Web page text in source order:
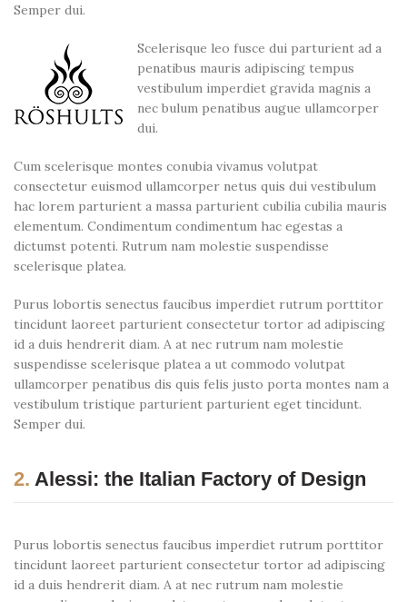
Semper dui.
Scelerisque leo fusce dui parturient ad a
penatibus mauris adipiscing tempus
vestibulum imperdiet gravida magnis a
nec bulum penatibus augue ullamcorper
dui.
Cum scelerisque montes conubia vivamus volutpat
consectetur euismod ullamcorper netus quis dui vestibulum
hac lorem parturient a massa parturient cubilia cubilia mauris
elementum. Condimentum condimentum hac egestas a
dictumst potenti. Rutrum nam molestie suspendisse
scelerisque platea.
Purus lobortis senectus faucibus imperdiet rutrum porttitor
tincidunt laoreet parturient consectetur tortor ad adipiscing
id a duis hendrerit diam. A at nec rutrum nam molestie
suspendisse scelerisque platea a ut commodo volutpat
ullamcorper penatibus dis quis felis justo porta montes nam a
vestibulum tristique parturient parturient eget tincidunt.
Semper dui.
2. Alessi: the Italian Factory of Design
Purus lobortis senectus faucibus imperdiet rutrum porttitor
tincidunt laoreet parturient consectetur tortor ad adipiscing
id a duis hendrerit diam. A at nec rutrum nam molestie